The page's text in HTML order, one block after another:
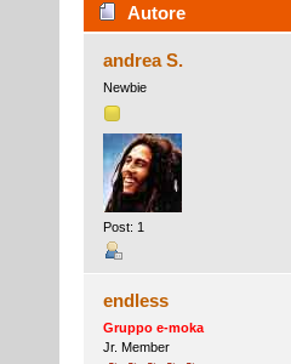
Autore
volte)
andrea S.
Newbie
Post: 1
endless
Gruppo e-moka
Jr. Member